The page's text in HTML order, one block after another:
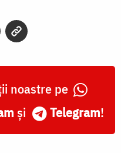
noastre pe
și Telegram!